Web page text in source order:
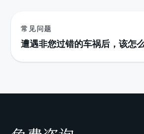
常见问题
遭遇非您过错的车祸后，该怎